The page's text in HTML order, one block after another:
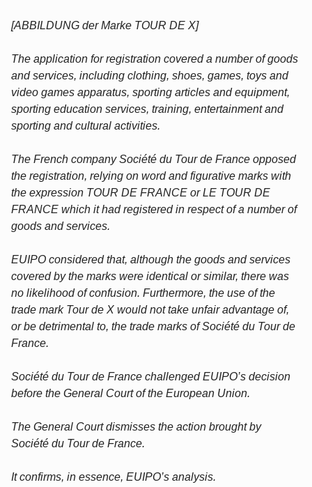
[ABBILDUNG der Marke TOUR DE X]
The application for registration covered a number of goods
and services, including clothing, shoes, games, toys and
video games apparatus, sporting articles and equipment,
sporting education services, training, entertainment and
sporting and cultural activities.
The French company Société du Tour de France opposed
the registration, relying on word and figurative marks with
the expression TOUR DE FRANCE or LE TOUR DE
FRANCE which it had registered in respect of a number of
goods and services.
EUIPO considered that, although the goods and services
covered by the marks were identical or similar, there was
no likelihood of confusion. Furthermore, the use of the
trade mark Tour de X would not take unfair advantage of,
or be detrimental to, the trade marks of Société du Tour de
France.
Société du Tour de France challenged EUIPO’s decision
before the General Court of the European Union.
The General Court dismisses the action brought by
Société du Tour de France.
It confirms, in essence, EUIPO’s analysis.